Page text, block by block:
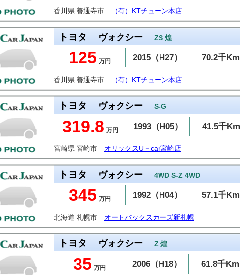
香川県 善通寺市 （有）KTチューン本店
トヨタ ヴォクシー ZS 煌
125 万円 2015（H27） 70.2千Km
香川県 善通寺市 （有）KTチューン本店
トヨタ ヴォクシー S-G
319.8 万円 1993（H05） 41.5千Km
宮崎県 宮崎市 オリックスU－car宮崎店
トヨタ ヴォクシー 4WD S-Z 4WD
345 万円 1992（H04） 57.1千Km
北海道 札幌市 オートバックスカーズ新札幌
トヨタ ヴォクシー Z 煌
35 万円 2006（H18） 61.8千Km